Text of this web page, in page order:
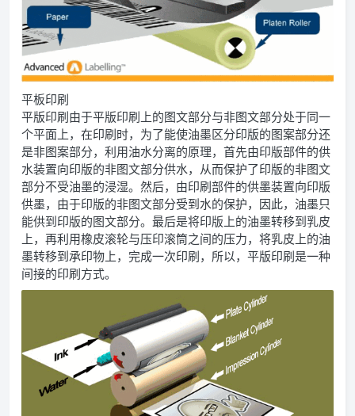
平板印刷
平版印刷由于平版印刷上的图文部分与非图文部分处于同一
个平面上，在印刷时，为了能使油墨区分印版的图案部分还
是非图案部分，利用油水分离的原理，首先由印版部件的供
水装置向印版的非图文部分供水，从而保护了印版的非图文
部分不受油墨的浸湿。然后，由印刷部件的供墨装置向印版
供墨，由于印版的非图文部分受到水的保护，因此，油墨只
能供到印版的图文部分。最后是将印版上的油墨转移到乳皮
上，再利用橡皮滚轮与压印滚筒之间的压力，将乳皮上的油
墨转移到承印物上，完成一次印刷，所以，平版印刷是一种
间接的印刷方式。